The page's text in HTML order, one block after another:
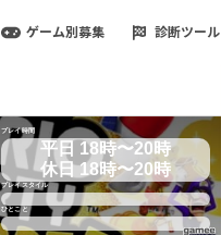
ゲーム別募集 診断ツール
プレイ時間
平日 18時〜20時
休日 18時〜20時
プレイスタイル
ひとこと